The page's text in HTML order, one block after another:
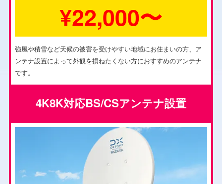
¥22,000〜
強風や積雪など天候の被害を受けやすい地域にお住まいの方、ア
ンテナ設置によって外観を損ねたくない方におすすめのアンテナ
です。
4K8K対応BS/CSアンテナ設置